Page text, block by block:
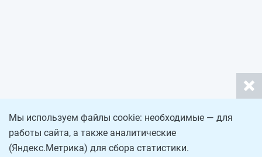
Мы используем файлы cookie: необходимые — для
работы сайта, а также аналитические
(Яндекс.Метрика) для сбора статистики.